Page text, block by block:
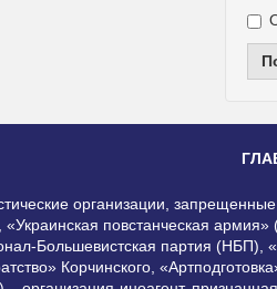
организации,
«Украинская повстанческая
Большевистская партия
Корчинского,